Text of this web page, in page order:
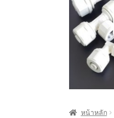
หน้าหลัก